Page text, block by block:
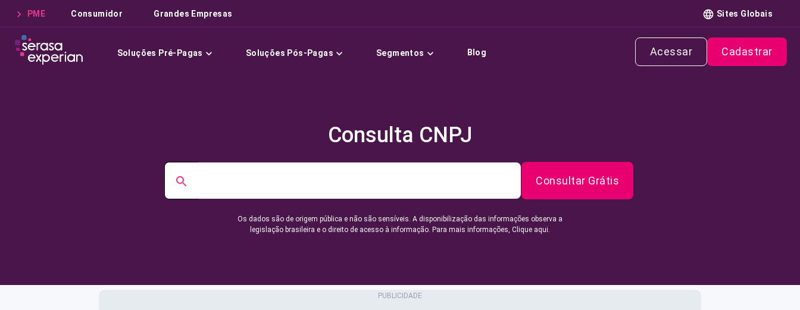
PME Consumidor Grandes Empresas Sites Globais
Soluções Pré-Pagas Soluções Pós-Pagas Segmentos Blog Acessar Cadastrar
Consulta CNPJ
Consultar Grátis
Os dados são de origem pública e não são sensíveis. A disponibilização das informações observa a
legislação brasileira e o direito de acesso à informação. Para mais informações, Clique aqui.